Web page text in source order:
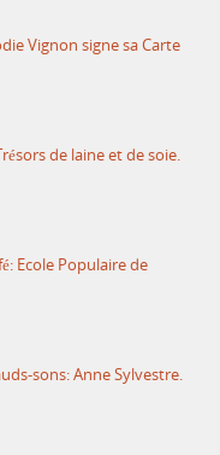
Vignon signe sa Carte
de laine et de soie.
Ecole Populaire de
sons: Anne Sylvestre.